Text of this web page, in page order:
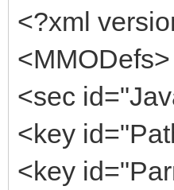
<?xml
<MMODefs>
<sec
<key
<key